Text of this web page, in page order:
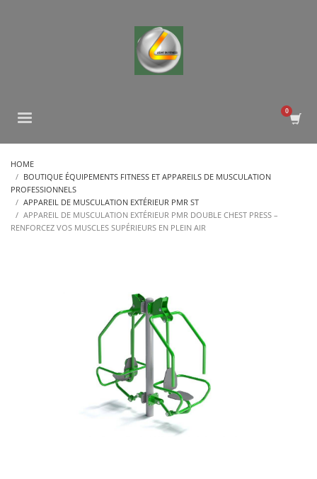
HOME
BOUTIQUE ÉQUIPEMENTS FITNESS ET APPAREILS DE MUSCULATION
PROFESSIONNELS
APPAREIL DE MUSCULATION EXTÉRIEUR PMR ST
APPAREIL DE MUSCULATION EXTÉRIEUR PMR DOUBLE CHEST PRESS –
RENFORCEZ VOS MUSCLES SUPÉRIEURS EN PLEIN AIR